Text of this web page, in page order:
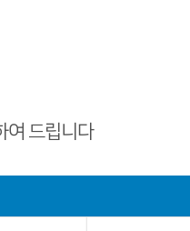
여 드립니다